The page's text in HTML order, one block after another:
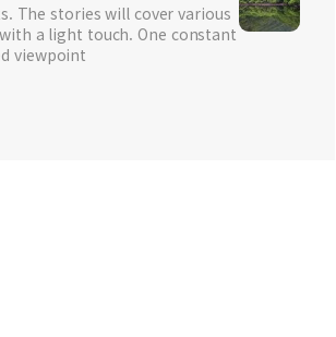
The stories will cover various
a light touch. One constant
viewpoint